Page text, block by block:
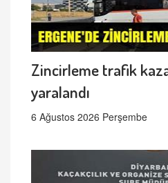
Zincirleme trafik
yaralandı
6 Ağustos 2026 Perşembe